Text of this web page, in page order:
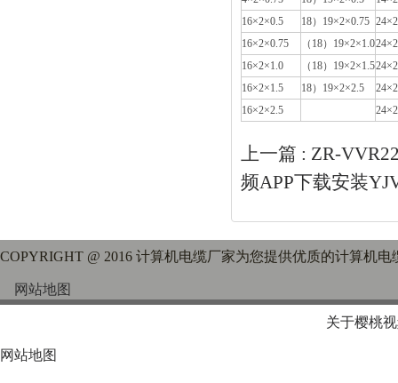
16×2×0.5
18）19×2×0.75
16×2×0.75
（18）19×2×1.0
16×2×1.0
（18）19×2×1.5
16×2×1.5
18）19×2×2.5
16×2×2.5
上一篇 : ZR-
频APP下载安装
COPYRIGHT @ 2016 计算机电缆厂家为您提供优质的计算机电缆
网站地图
关于樱桃
网站地图